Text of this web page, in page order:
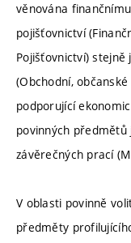
věnována
pojišťovnictví
Pojišťovnictví)
(Obchodní,
podporující
povinných
závěrečných prací
V oblasti povinně
předměty